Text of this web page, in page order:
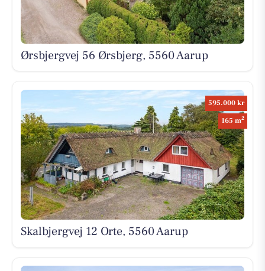
Ørsbjergvej 56 Ørsbjerg, 5560 Aarup
595.000 kr
165 m2
Skalbjergvej 12 Orte, 5560 Aarup